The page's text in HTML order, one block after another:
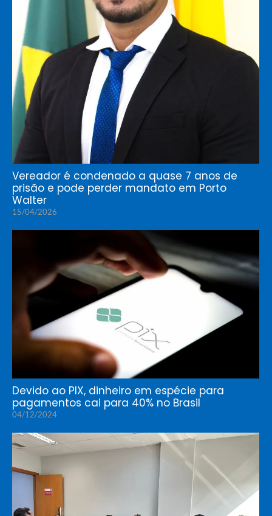
Vereador é condenado a quase 7 anos de
prisão e pode perder mandato em Porto
Walter
15/04/2026
Devido ao PIX, dinheiro em espécie para
pagamentos cai para 40% no Brasil
04/12/2024